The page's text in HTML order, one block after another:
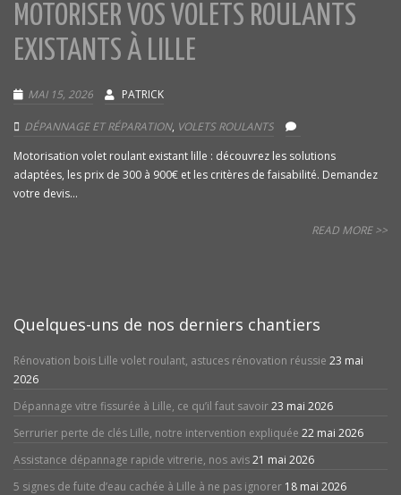
MOTORISER VOS VOLETS ROULANTS
EXISTANTS À LILLE
MAI 15, 2026 PATRICK
DÉPANNAGE ET RÉPARATION, VOLETS ROULANTS
Motorisation volet roulant existant lille : découvrez les solutions
adaptées, les prix de 300 à 900€ et les critères de faisabilité. Demandez
votre devis...
READ MORE >>
Quelques-uns de nos derniers chantiers
Rénovation bois Lille volet roulant, astuces rénovation réussie 23 mai
2026
Dépannage vitre fissurée à Lille, ce qu’il faut savoir23 mai 2026
Serrurier perte de clés Lille, notre intervention expliquée 22 mai 2026
Assistance dépannage rapide vitrerie, nos avis21 mai 2026
5 signes de fuite d’eau cachée à Lille à ne pas ignorer 18 mai 2026